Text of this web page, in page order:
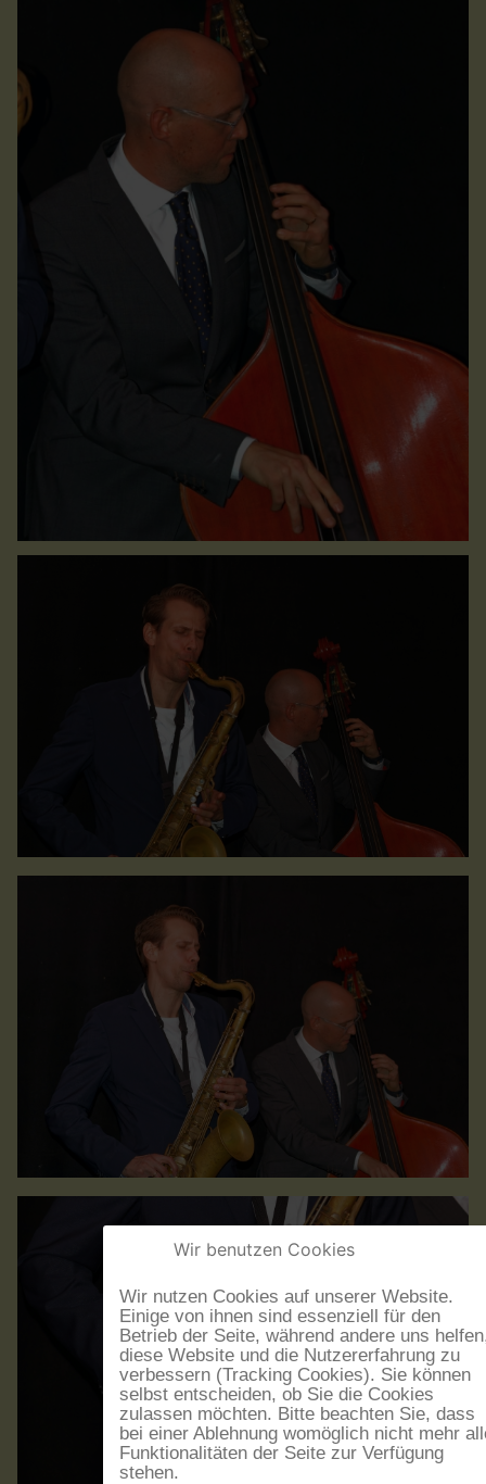
Wir benutzen Cookies
Wir nutzen Cookies auf unserer Website.
Einige von ihnen sind essenziell für den
Betrieb der Seite, während andere uns
diese Website und die Nutzererfahrung zu
verbessern (Tracking Cookies). Sie können
selbst entscheiden, ob Sie die Cookies
zulassen möchten. Bitte beachten Sie, dass
bei einer Ablehnung womöglich nicht mehr
Funktionalitäten der Seite zur Verfügung
stehen.